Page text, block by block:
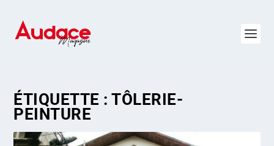
ÉTIQUETTE :TÔLERIE-
PEINTURE